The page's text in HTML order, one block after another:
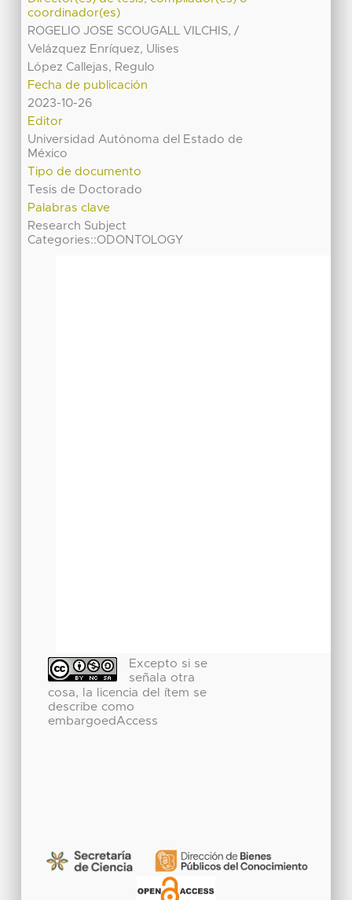
coordinador(es)
ROGELIO JOSE SCOUGALL VILCHIS, /
Velázquez Enríquez, Ulises
López Callejas, Regulo
Fecha de publicación
2023-10-26
Editor
Universidad Autónoma del Estado de
México
Tipo de documento
Tesis de Doctorado
Palabras clave
Research Subject
Categories::ODONTOLOGY
Excepto si se
señala otra
cosa, la licencia del ítem se
describe como
embargoedAccess